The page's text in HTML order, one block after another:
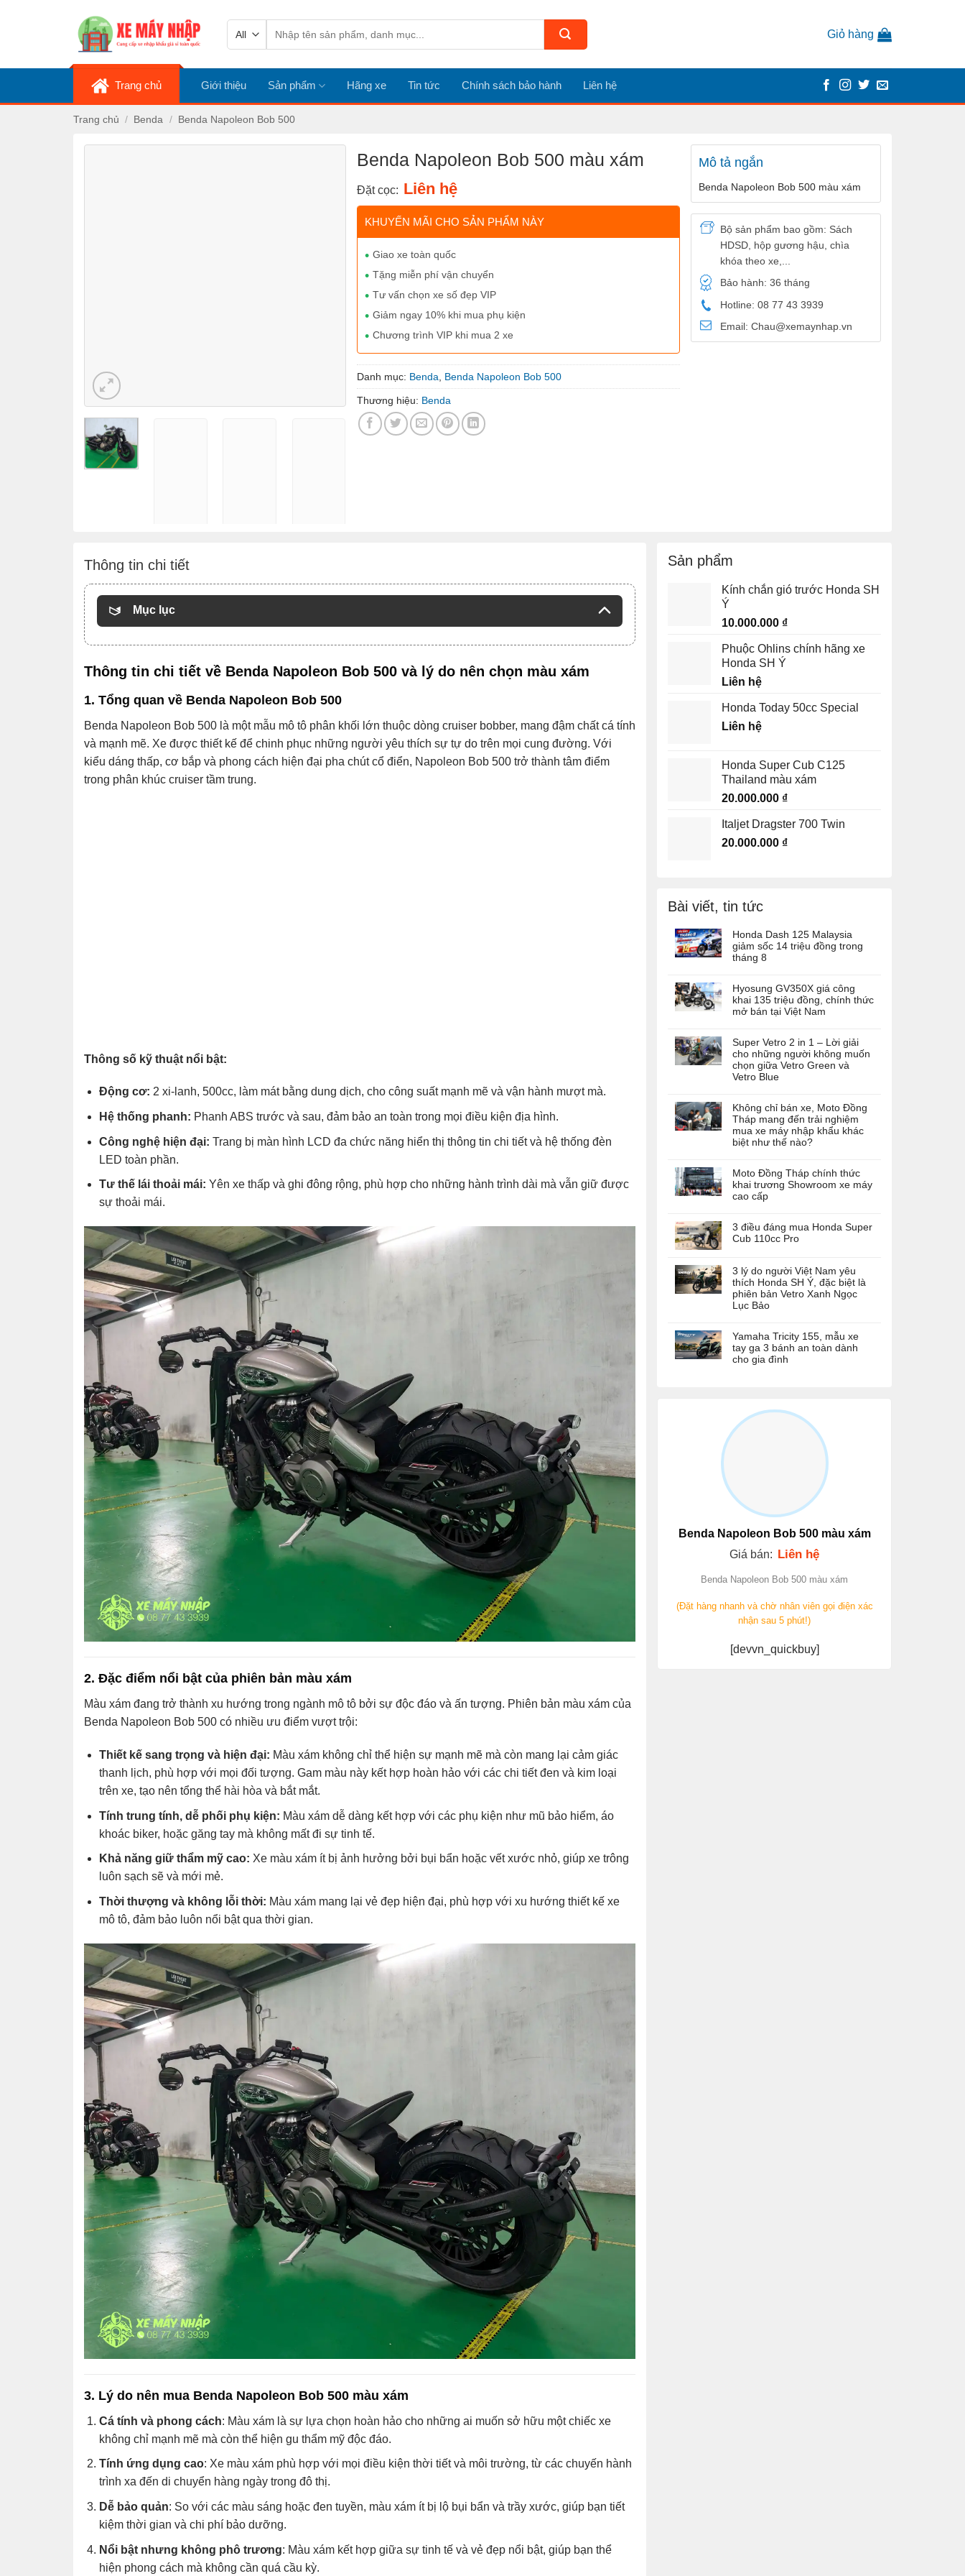
kiếm:
Giỏ hàng
Trang chủ Giới thiệu Sản phẩm Hãng xe Tin tức Chính sách bảo hành Liên hệ
Trang chủ / Benda / Benda Napoleon Bob 500
Benda Napoleon Bob 500 màu xám
Đặt cọc: Liên hệ
KHUYẾN MÃI CHO SẢN PHẨM NÀY
Giao xe toàn quốc
Tặng miễn phí vận chuyển
Tư vấn chọn xe số đẹp VIP
Giảm ngay 10% khi mua phụ kiện
Chương trình VIP khi mua 2 xe
Danh mục: Benda Benda Napoleon Bob 500
Thương hiệu: Benda
Mô tả ngắn
Benda Napoleon Bob 500 màu xám
Bộ sản phẩm bao gồm: Sách
HDSD, hộp gương hậu, chìa
khóa theo xe,...
Bảo hành: 36 tháng
Hotline: 08 77 43 3939
Email: Chau@xemaynhap.vn
Thông tin chi tiết
Mục lục
Thông tin chi tiết về Benda Napoleon Bob 500 và lý do nên chọn màu xám
1. Tổng quan về Benda Napoleon Bob 500
Benda Napoleon Bob 500 là một mẫu mô tô phân khối lớn thuộc dòng cruiser bobber, mang đậm chất cá tính
và mạnh mẽ. Xe được thiết kế để chinh phục những người yêu thích sự tự do trên mọi cung đường. Với
kiểu dáng thấp, cơ bắp và phong cách hiện đại pha chút cổ điển, Napoleon Bob 500 trở thành tâm điểm
trong phân khúc cruiser tầm trung.
Thông số kỹ thuật nổi bật:
Động cơ: 2 xi-lanh, 500cc, làm mát bằng dung dịch, cho công suất mạnh mẽ và vận hành mượt mà.
Hệ thống phanh: Phanh ABS trước và sau, đảm bảo an toàn trong mọi điều kiện địa hình.
Công nghệ hiện đại: Trang bị màn hình LCD đa chức năng hiển thị thông tin chi tiết và hệ thống đèn
LED toàn phần.
Tư thế lái thoải mái: Yên xe thấp và ghi đông rộng, phù hợp cho những hành trình dài mà vẫn giữ được
sự thoải mái.
2. Đặc điểm nổi bật của phiên bản màu xám
Màu xám đang trở thành xu hướng trong ngành mô tô bởi sự độc đáo và ấn tượng. Phiên bản màu xám của
Benda Napoleon Bob 500 có nhiều ưu điểm vượt trội:
Thiết kế sang trọng và hiện đại: Màu xám không chỉ thể hiện sự mạnh mẽ mà còn mang lại cảm giác
thanh lịch, phù hợp với mọi đối tượng. Gam màu này kết hợp hoàn hảo với các chi tiết đen và kim loại
trên xe, tạo nên tổng thể hài hòa và bắt mắt.
Tính trung tính, dễ phối phụ kiện: Màu xám dễ dàng kết hợp với các phụ kiện như mũ bảo hiểm, áo
khoác biker, hoặc găng tay mà không mất đi sự tinh tế.
Khả năng giữ thẩm mỹ cao: Xe màu xám ít bị ảnh hưởng bởi bụi bẩn hoặc vết xước nhỏ, giúp xe trông
luôn sạch sẽ và mới mẻ.
Thời thượng và không lỗi thời: Màu xám mang lại vẻ đẹp hiện đại, phù hợp với xu hướng thiết kế xe
mô tô, đảm bảo luôn nổi bật qua thời gian.
3. Lý do nên mua Benda Napoleon Bob 500 màu xám
Cá tính và phong cách: Màu xám là sự lựa chọn hoàn hảo cho những ai muốn sở hữu một chiếc xe
không chỉ mạnh mẽ mà còn thể hiện gu thẩm mỹ độc đáo.
Tính ứng dụng cao: Xe màu xám phù hợp với mọi điều kiện thời tiết và môi trường, từ các chuyến hành
trình xa đến di chuyển hàng ngày trong đô thị.
Dễ bảo quản: So với các màu sáng hoặc đen tuyền, màu xám ít bị lộ bụi bẩn và trầy xước, giúp bạn tiết
kiệm thời gian và chi phí bảo dưỡng.
Nổi bật nhưng không phô trương: Màu xám kết hợp giữa sự tinh tế và vẻ đẹp nổi bật, giúp bạn thể
hiện phong cách mà không cần quá cầu kỳ.
Sản phẩm
Kính chắn gió trước Honda SH
Ý
10.000.000 ₫
Phuộc Ohlins chính hãng xe
Honda SH Ý
Liên hệ
Honda Today 50cc Special
Liên hệ
Honda Super Cub C125
Thailand màu xám
20.000.000 ₫
Italjet Dragster 700 Twin
20.000.000 ₫
Bài viết, tin tức
Honda Dash 125 Malaysia
giảm sốc 14 triệu đồng trong
tháng 8
Hyosung GV350X giá công
khai 135 triệu đồng, chính thức
mở bán tại Việt Nam
Super Vetro 2 in 1 – Lời giải
cho những người không muốn
chọn giữa Vetro Green và
Vetro Blue
Không chỉ bán xe, Moto Đồng
Tháp mang đến trải nghiệm
mua xe máy nhập khẩu khác
biệt như thế nào?
Moto Đồng Tháp chính thức
khai trương Showroom xe máy
cao cấp
3 điều đáng mua Honda Super
Cub 110cc Pro
3 lý do người Việt Nam yêu
thích Honda SH Ý, đặc biệt là
phiên bản Vetro Xanh Ngọc
Lục Bảo
Yamaha Tricity 155, mẫu xe
tay ga 3 bánh an toàn dành
cho gia đình
Benda Napoleon Bob 500 màu xám
Giá bán: Liên hệ
Benda Napoleon Bob 500 màu xám
(Đặt hàng nhanh và chờ nhân viên gọi điện xác
nhận sau 5 phút!)
[devvn_quickbuy]